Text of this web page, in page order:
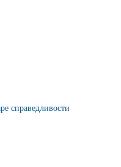
справедливости